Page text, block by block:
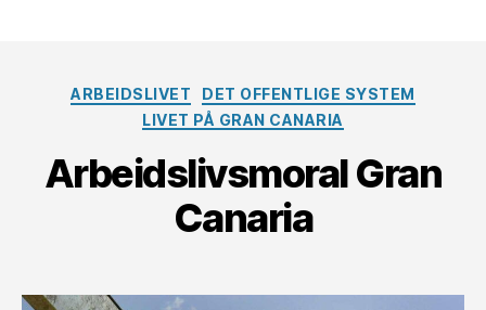
Kategorier
ARBEIDSLIVET
DET OFFENTLIGE SYSTEM
LIVET PÅ GRAN CANARIA
Arbeidslivsmoral Gran
Canaria